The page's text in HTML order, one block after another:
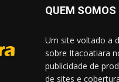
QUEM SOMOS
Um site voltado a
sobre Itacoatiara
publicidade de
de sites e